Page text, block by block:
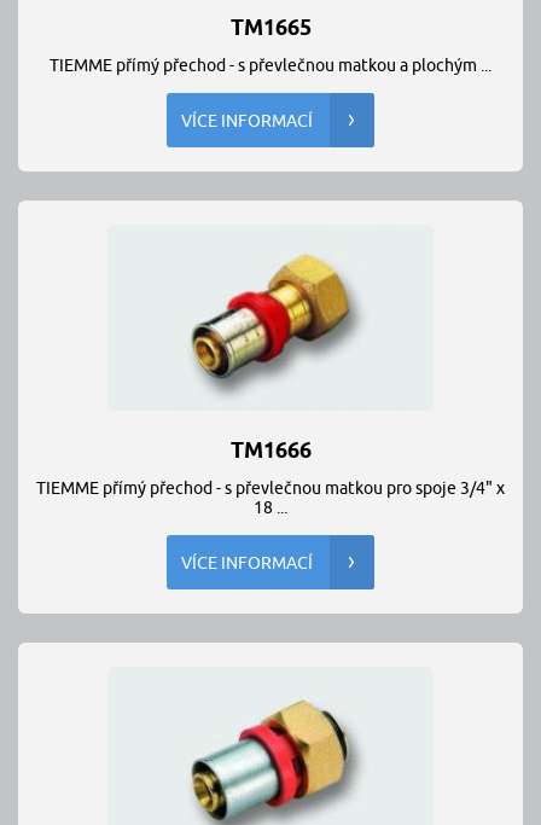
TM1665
TIEMME přímý přechod - s převlečnou matkou a plochým ...
VÍCE INFORMACÍ
TM1666
TIEMME přímý přechod - s převlečnou matkou pro spoje 3/4" x
18 ...
VÍCE INFORMACÍ